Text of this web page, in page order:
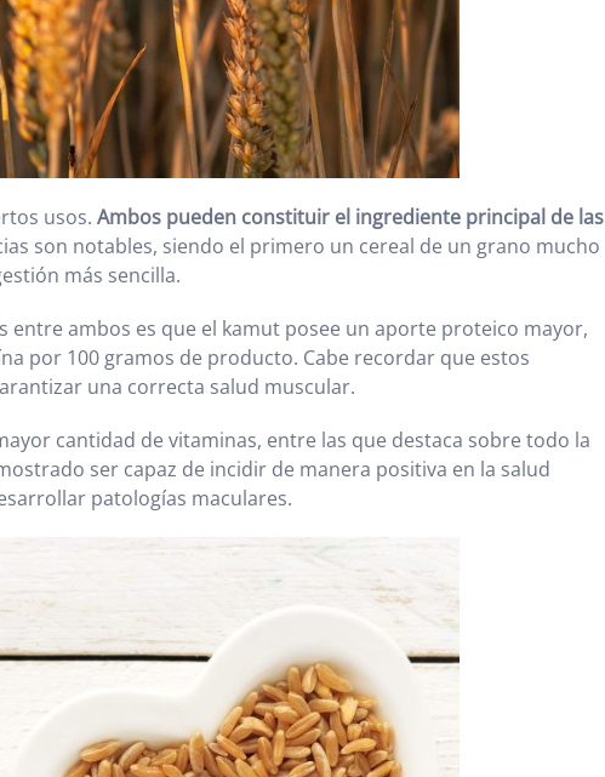
usos. Ambos pueden constituir el ingrediente principal de las
son notables, siendo el primero un cereal de un grano mucho
más sencilla.
entre ambos es que el kamut posee un aporte proteico mayor,
por 100 gramos de producto. Cabe recordar que estos
una correcta salud muscular.
cantidad de vitaminas, entre las que destaca sobre todo la
ser capaz de incidir de manera positiva en la salud
patologías maculares.